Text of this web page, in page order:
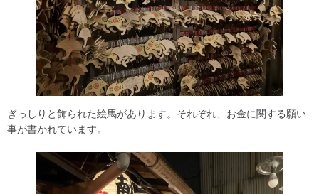
ぎっしりと飾られた絵馬があります。それぞれ、お金に関する願い
事が書かれています。